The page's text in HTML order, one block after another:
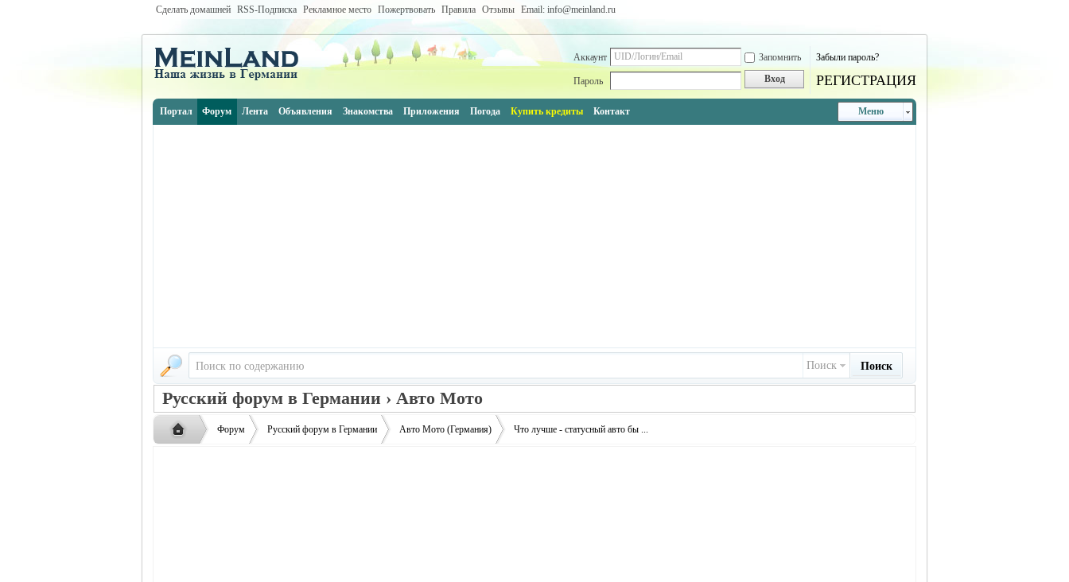
Сделать домашней RSS-Подписка Рекламное место Пожертвовать Правила Отзывы Email: info@meinland.ru
Аккаунт Запомнить Забыли пароль?
Пароль Вход РЕГИСТРАЦИЯ
Меню
Портал Форум Лента Объявления Знакомства Приложения Погода Купить кредиты Контакт
Поиск Поиск
Русский форум в Германии › Авто Мото
Форум Русский форум в Германии Авто Мото (Германия) Что лучше - статусный авто бы ...